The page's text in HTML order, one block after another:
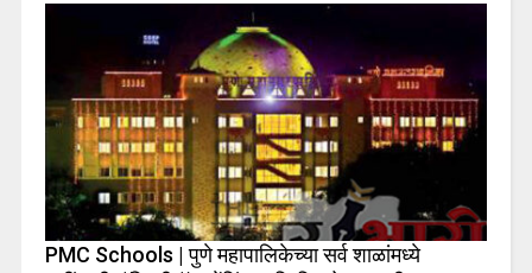
PMC Schools | पुणे महापालिकेच्या सर्व शाळांमध्ये